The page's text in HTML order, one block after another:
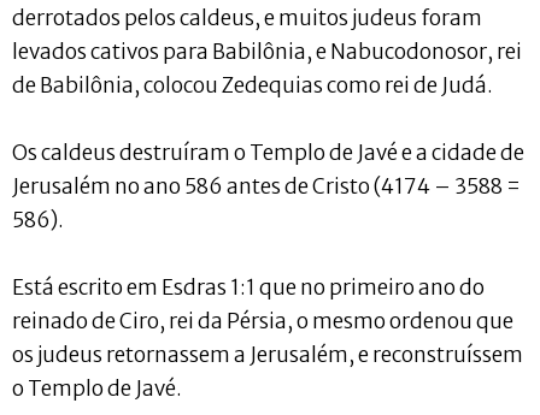
derrotados pelos caldeus, e muitos judeus foram
levados cativos para Babilônia, e Nabucodonosor, rei
de Babilônia, colocou Zedequias como rei de Judá.
Os caldeus destruíram o Templo de Javé e a cidade de
Jerusalém no ano 586 antes de Cristo (4174 – 3588 =
586).
Está escrito em Esdras 1:1 que no primeiro ano do
reinado de Ciro, rei da Pérsia, o mesmo ordenou que
os judeus retornassem a Jerusalém, e reconstruíssem
o Templo de Javé.